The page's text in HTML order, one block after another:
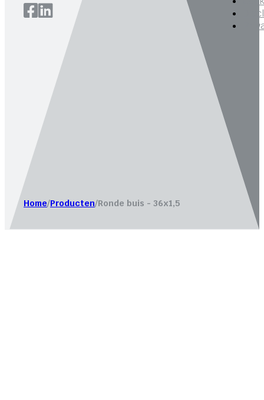
Website laten maken door Bureau Magneet – Online
Home/Producten/Ronde buis - 36x1,5